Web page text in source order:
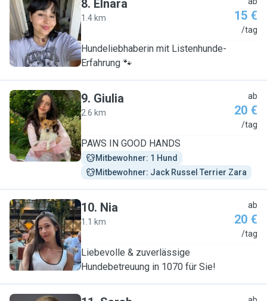
E
8. Elnara
1.4 km 15 €
/tag
Hundeliebhaberin mit Listenhunde-
Erfahrung 🐾
G
9. Giulia
2.6 km
ab
20 €
/tag
PAWS IN GOOD HANDS
Mitbewohner: 1 Hund
Mitbewohner: Jack Russel Terrier Zara
N
10. Nia
1.1 km
ab
20 €
/tag
Liebevolle & zuverlässige
Hundebetreuung in 1070 für Sie!